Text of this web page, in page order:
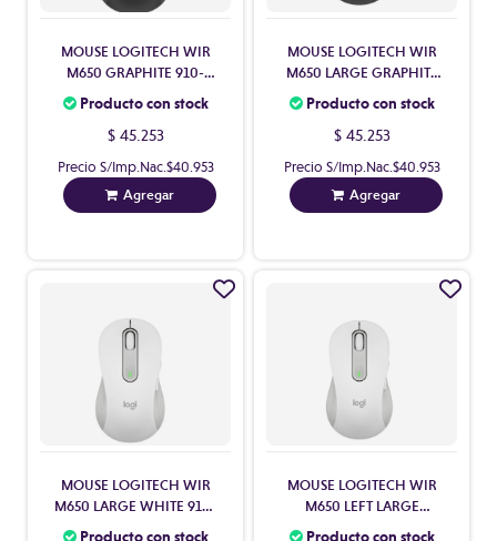
MOUSE LOGITECH WIR
M650 GRAPHITE 910-
006250
Producto con stock
$ 45.253
Precio S/Imp.Nac. $40.953
Agregar
MOUSE LOGITECH WIR
M650 LARGE GRAPHITE
910-006231
Producto con stock
$ 45.253
Precio S/Imp.Nac. $40.953
Agregar
MOUSE LOGITECH WIR
M650 LARGE WHITE 910-
Producto con stock
MOUSE LOGITECH WIR
M650 LEFT LARGE
GRAPHITE 910-006234
Producto con stock